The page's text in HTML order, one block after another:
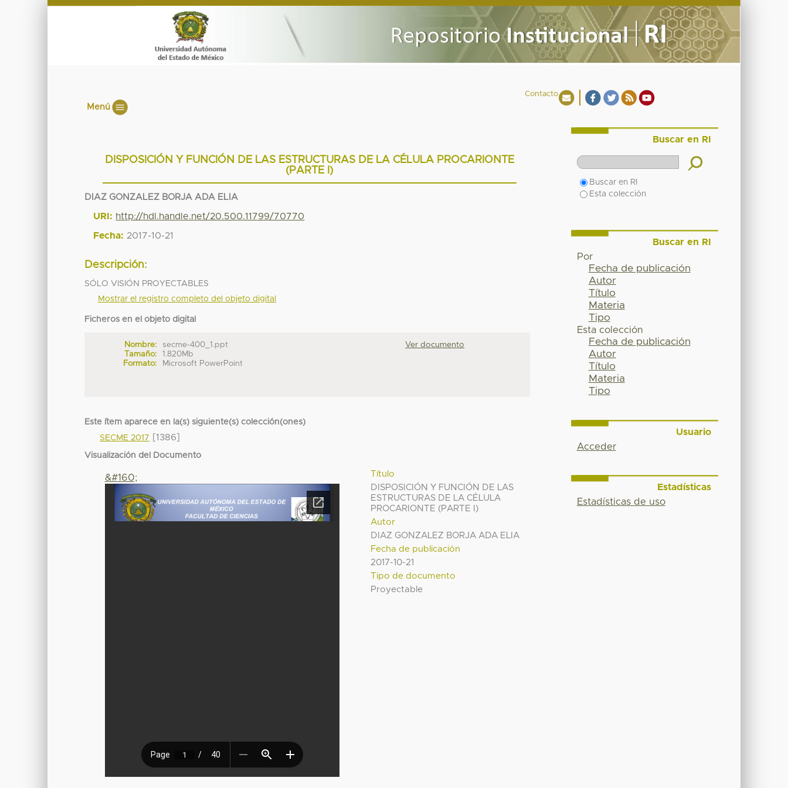
Contacto
Menú
DISPOSICIÓN Y FUNCIÓN DE LAS ESTRUCTURAS DE LA CÉLULA PROCARIONTE
(PARTE I)
DIAZ GONZALEZ BORJA ADA ELIA
URI: http://hdl.handle.net/20.500.11799/70770
Fecha: 2017-10-21
Descripción:
SÓLO VISIÓN PROYECTABLES
Mostrar el registro completo del objeto digital
Ficheros en el objeto digital
Nombre:
secme-400_1.ppt
Tamaño:
1.820Mb
Formato:
Microsoft PowerPoint
Ver documento
Este ítem aparece en la(s) siguiente(s) colección(ones)
SECME 2017
[1386]
Visualización del Documento
Título
DISPOSICIÓN Y FUNCIÓN DE LAS
ESTRUCTURAS DE LA CÉLULA
PROCARIONTE (PARTE I)
Autor
DIAZ GONZALEZ BORJA ADA ELIA
Fecha de publicación
2017-10-21
Tipo de documento
Proyectable
&#160;
Buscar en RI
Buscar en RI
Esta colección
Buscar en RI
Por
Fecha de publicación
Autor
Título
Materia
Tipo
Esta colección
Fecha de publicación
Autor
Título
Materia
Tipo
Usuario
Acceder
Estadísticas
Estadísticas de uso